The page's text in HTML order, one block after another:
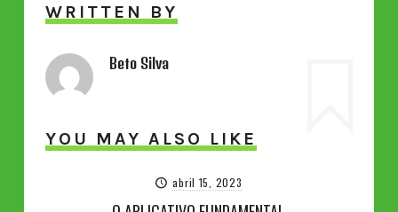
WRITTEN BY
Beto Silva
YOU MAY ALSO LIKE
abril 15, 2023